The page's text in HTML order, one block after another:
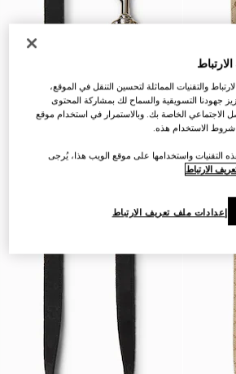
والتقنيات المماثلة لتحسين التنقل في الموقع،
جهودنا التسويقية والسماح لك بمشاركة المحتوى
الاجتماعي الخاصة بك. وبالاستمرار في استخدام موقع
شروط الاستخدام هذه.
التقنيات واستخدامها على موقع الويب هذا، يُرجى
الارتباط
إعدادات ملف تعريف الارتباط